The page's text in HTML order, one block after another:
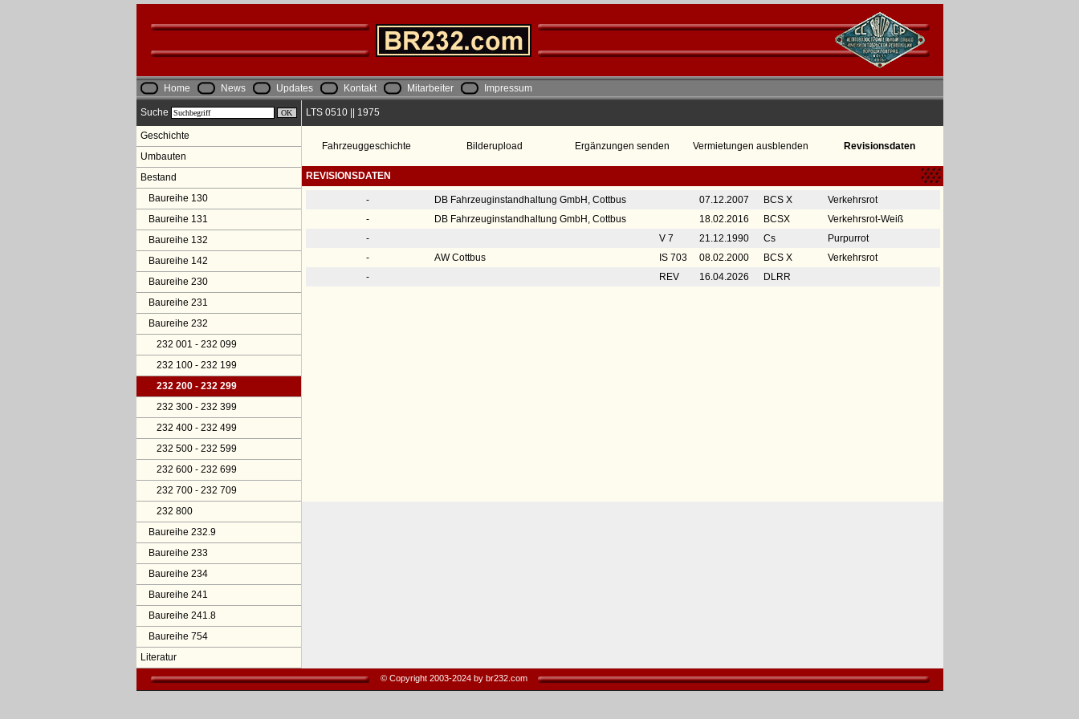
Home News Updates Kontakt Mitarbeiter Impressum
Suche
Geschichte
Umbauten
Bestand
Baureihe 130
Baureihe 131
Baureihe 132
Baureihe 142
Baureihe 230
Baureihe 231
Baureihe 232
232 001 - 232 099
232 100 - 232 199
232 200 - 232 299
232 300 - 232 399
232 400 - 232 499
232 500 - 232 599
232 600 - 232 699
232 700 - 232 709
232 800
Baureihe 232.9
Baureihe 233
Baureihe 234
Baureihe 241
Baureihe 241.8
Baureihe 754
Literatur
LTS 0510 || 1975
Fahrzeuggeschichte Bilderupload Ergänzungen senden Vermietungen ausblenden Revisionsdaten
REVISIONSDATEN
- DB Fahrzeuginstandhaltung GmbH, Cottbus 07.12.2007 BCS X
Verkehrsrot
-
DB Fahrzeuginstandhaltung GmbH, Cottbus 18.02.2016 BCSX
Verkehrsrot-Weiß
-
V 7 21.12.1990 Cs
Purpurrot
-
AW Cottbus IS 703 08.02.2000 BCS X
Verkehrsrot
-
REV 16.04.2026 DLRR
© Copyright 2003-2024 by br232.com